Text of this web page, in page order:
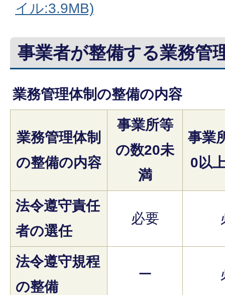
イル:3.9MB)
事業者が整備する業務管
業務管理体制の整備の内容
業務管理体制
の整備の内容
事業所等
の数20未
満
事業
0以
法令遵守責任
者の選任
必要
法令遵守規程
の整備
ー